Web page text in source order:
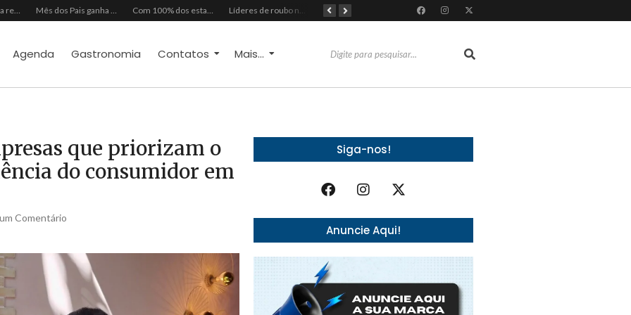
RioMar Fortaleza recebe superagenda de shows nacionais no mês dos Pais Mês dos Pais ganha programação especial com atrações gratuitas para toda a família no Shopping Maranguape Com 100% dos estandes comercializados, Feira Regional da Beleza reunirá mais de 500 marcas no Centro de Eventos do CE em outubro Líderes de roubo no país, Chevrolet Ônix e Prisma, Hyundai HB20 e Ford Ka enfrentam escassez de peças originais
Agenda Gastronomia Contatos Mais...
que priorizam o
do consumidor em
Comentário
Siga-nos!
Anuncie Aqui!